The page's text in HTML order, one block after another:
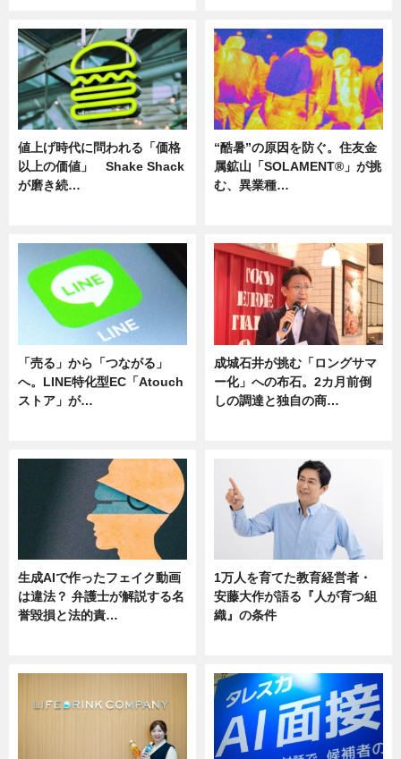
値上げ時代に問われる「価格
以上の価値」 Shake Shack
が磨き続…
“酷暑”の原因を防ぐ。住友金
属鉱山「SOLAMENT®」が挑
む、異業種…
「売る」から「つながる」
へ。LINE特化型EC「Atouch
ストア」が…
成城石井が挑む「ロングサマ
ー化」への布石。2カ月前倒
しの調達と独自の商…
生成AIで作ったフェイク動画
は違法？ 弁護士が解説する名
誉毀損と法的責…
1万人を育てた教育経営者・
安藤大作が語る『人が育つ組
織』の条件